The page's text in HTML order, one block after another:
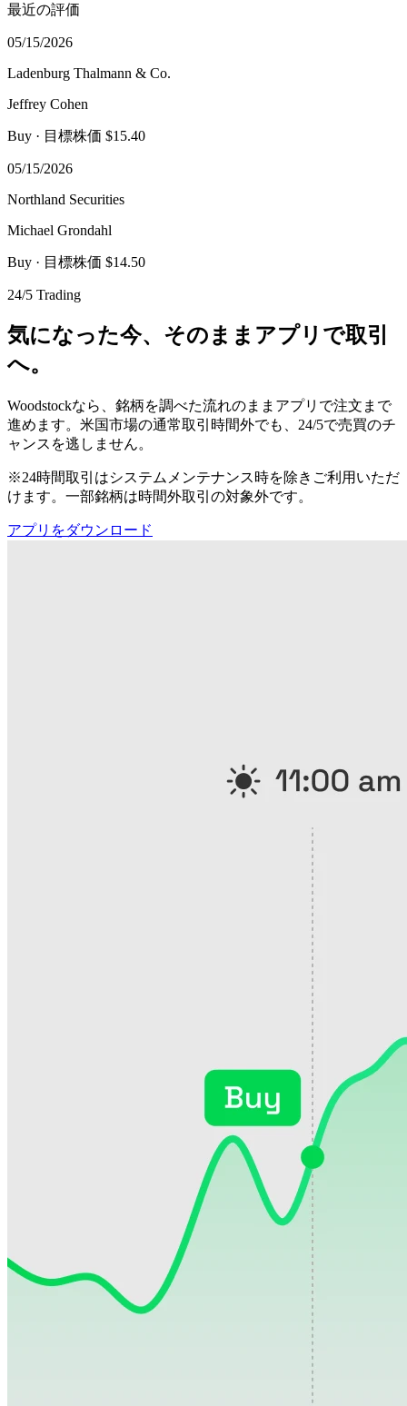
最近の評価
05/15/2026
Ladenburg Thalmann & Co.
Jeffrey Cohen
Buy · 目標株価 $15.40
05/15/2026
Northland Securities
Michael Grondahl
Buy · 目標株価 $14.50
24/5 Trading
気になった今、そのままアプリで取引
へ。
Woodstockなら、銘柄を調べた流れのままアプリで注文まで
進めます。米国市場の通常取引時間外でも、24/5で売買のチ
ャンスを逃しません。
※24時間取引はシステムメンテナンス時を除きご利用いただ
けます。一部銘柄は時間外取引の対象外です。
アプリをダウンロード